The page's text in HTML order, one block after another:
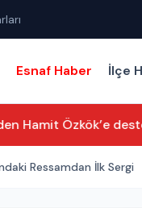
Esnaf Haber İlçe
Özkök’e destek
Ressamdan İlk Sergi